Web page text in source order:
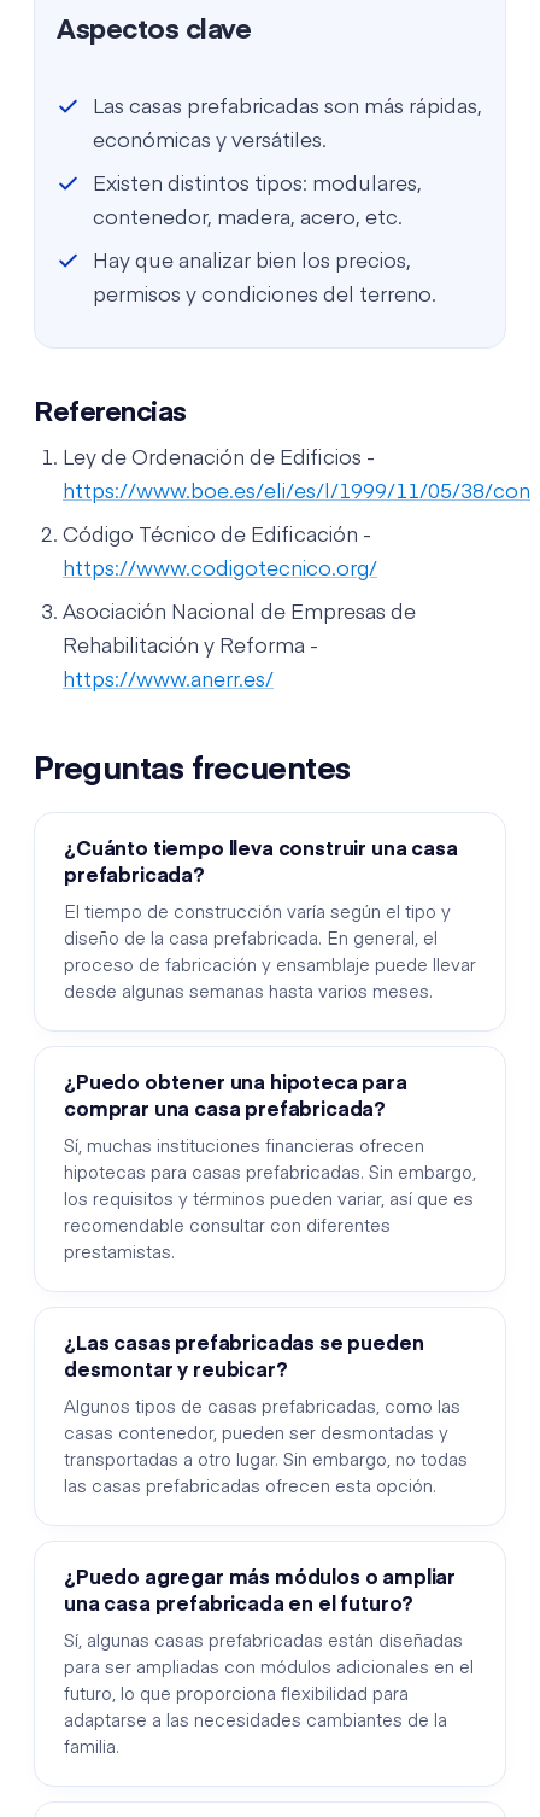
Aspectos clave
Las casas prefabricadas son más rápidas,
económicas y versátiles.
Existen distintos tipos: modulares,
contenedor, madera, acero, etc.
Hay que analizar bien los precios,
permisos y condiciones del terreno.
Referencias
Ley de Ordenación de Edificios -
https://www.boe.es/eli/es/l/1999/11/05/38/con
Código Técnico de Edificación -
https://www.codigotecnico.org/
Asociación Nacional de Empresas de
Rehabilitación y Reforma -
https://www.anerr.es/
Preguntas frecuentes
¿Cuánto tiempo lleva construir una casa
prefabricada?
El tiempo de construcción varía según el tipo y
diseño de la casa prefabricada. En general, el
proceso de fabricación y ensamblaje puede llevar
desde algunas semanas hasta varios meses.
¿Puedo obtener una hipoteca para
comprar una casa prefabricada?
Sí, muchas instituciones financieras ofrecen
hipotecas para casas prefabricadas. Sin embargo,
los requisitos y términos pueden variar, así que es
recomendable consultar con diferentes
prestamistas.
¿Las casas prefabricadas se pueden
desmontar y reubicar?
Algunos tipos de casas prefabricadas, como las
casas contenedor, pueden ser desmontadas y
transportadas a otro lugar. Sin embargo, no todas
las casas prefabricadas ofrecen esta opción.
¿Puedo agregar más módulos o ampliar
una casa prefabricada en el futuro?
Sí, algunas casas prefabricadas están diseñadas
para ser ampliadas con módulos adicionales en el
futuro, lo que proporciona flexibilidad para
adaptarse a las necesidades cambiantes de la
familia.